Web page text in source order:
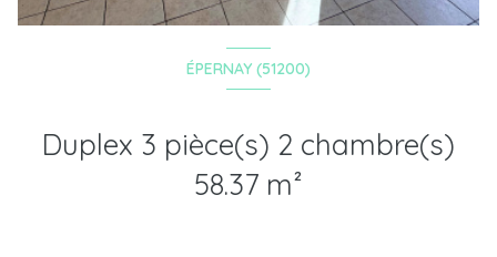
ÉPERNAY (51200)
Duplex 3 pièce(s) 2 chambre(s)
58.37 m²